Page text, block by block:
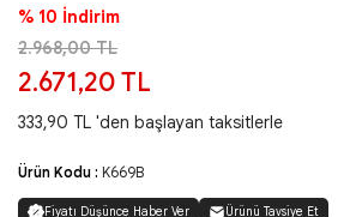
% 10 İndirim
2.968,00 TL
2.671,20 TL
333,90 TL 'den başlayan taksitlerle
Ürün Kodu : K669B
Fiyatı Düşünce Haber Ver Ürünü Tavsiye Et